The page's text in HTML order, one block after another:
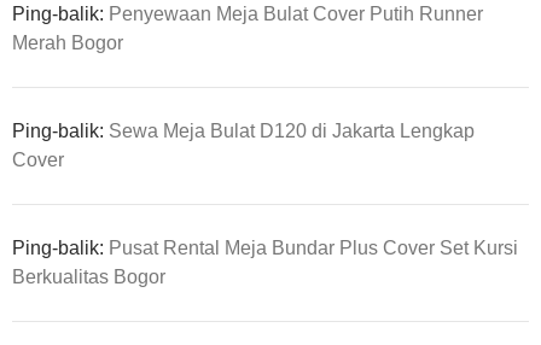
Ping-balik: Penyewaan Meja Bulat Cover Putih Runner
Merah Bogor
Ping-balik: Sewa Meja Bulat D120 di Jakarta Lengkap
Cover
Ping-balik: Pusat Rental Meja Bundar Plus Cover Set Kursi
Berkualitas Bogor